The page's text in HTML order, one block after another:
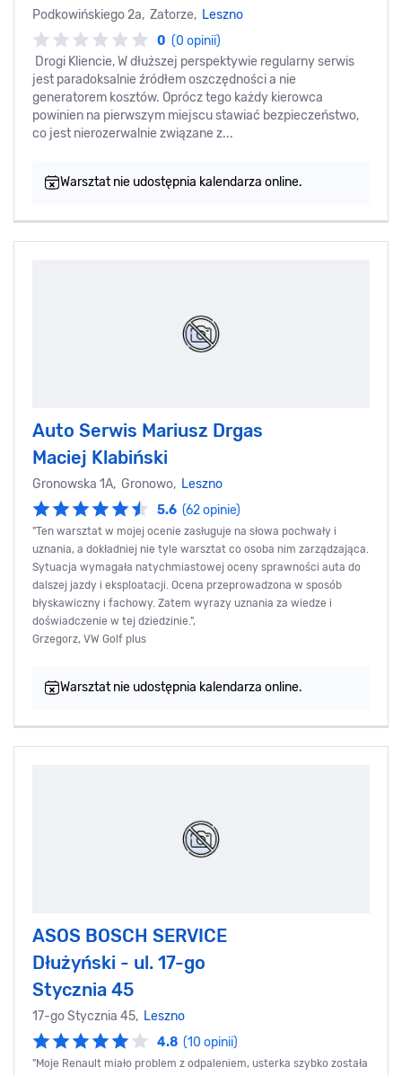
Podkowińskiego 2a, Zatorze, Leszno
0 (0 opinii)
Drogi Kliencie, W dłuższej perspektywie regularny serwis
jest paradoksalnie źródłem oszczędności a nie
generatorem kosztów. Oprócz tego każdy kierowca
powinien na pierwszym miejscu stawiać bezpieczeństwo,
co jest nierozerwalnie związane z...
Warsztat nie udostępnia kalendarza online.
Auto Serwis Mariusz Drgas
Maciej Klabiński
Gronowska 1A, Gronowo, Leszno
5.6 (62 opinie)
"Ten warsztat w mojej ocenie zasługuje na słowa pochwały i
uznania, a dokładniej nie tyle warsztat co osoba nim zarządzająca.
Sytuacja wymagała natychmiastowej oceny sprawności auta do
dalszej jazdy i eksploatacji. Ocena przeprowadzona w sposób
błyskawiczny i fachowy. Zatem wyrazy uznania za wiedze i
doświadczenie w tej dziedzinie.",
Grzegorz, VW Golf plus
Warsztat nie udostępnia kalendarza online.
ASOS BOSCH SERVICE
Dłużyński - ul. 17-go
Stycznia 45
17-go Stycznia 45, Leszno
4.8 (10 opinii)
"Moje Renault miało problem z odpaleniem, usterka szybko została